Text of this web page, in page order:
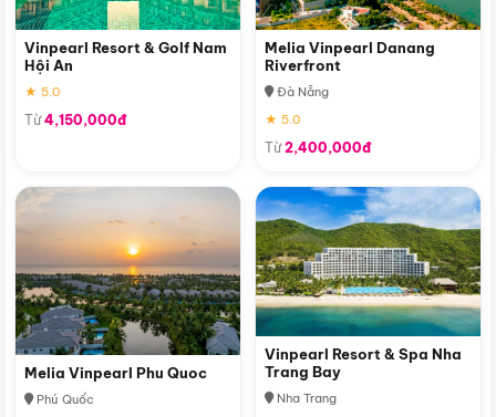
Vinpearl Resort & Golf Nam
Hội An
★ 5.0
Từ4,150,000đ
Melia Vinpearl Danang
Riverfront
Đà Nẵng
★ 5.0
Từ2,400,000đ
Melia Vinpearl Phu Quoc
Phú Quốc
Vinpearl Resort & Spa Nha
Trang Bay
Nha Trang